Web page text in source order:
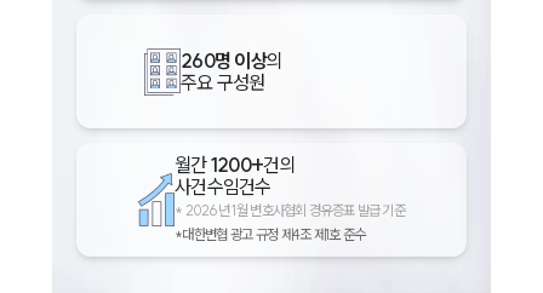
260명 이상의
주요 구성원
월간1200+건의
사건수임건수
* 2026년 1월 변호사협회 경유증표 발급 기준
*대한변협 광고 규정 제4조 제1호 준수